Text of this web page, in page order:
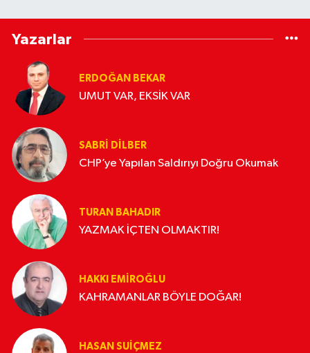
Yazarlar
ERDOĞAN BEKAR
UMUT VAR, EKSİK VAR
SABRI DILBER
CHP’ye Yapılan Saldırıyı Doğru Okumak
TURAN BAHADIR
YAZMAK İÇTEN OLMAKTIR!
HAKKI EMİROĞLU
KAHRAMANLAR BÖYLE DOĞAR!
HASAN SUIÇMEZ